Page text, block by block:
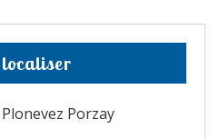
Porzay